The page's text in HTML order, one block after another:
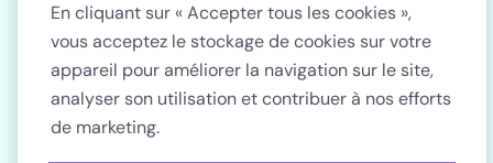
Pays
En cliquant sur « Accepter tous les cookies »,
vous acceptez le stockage de cookies sur votre
appareil pour améliorer la navigation sur le site,
analyser son utilisation et contribuer à nos efforts
de marketing.